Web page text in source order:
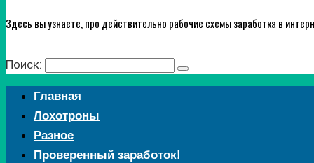
Здесь вы узнаете, про действительно рабочие схемы заработка в
Поиск:
Главная
Лохотроны
Разное
Проверенный заработок!